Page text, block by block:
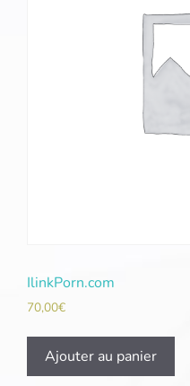
IlinkPorn.com
70,00€
Ajouter au panier